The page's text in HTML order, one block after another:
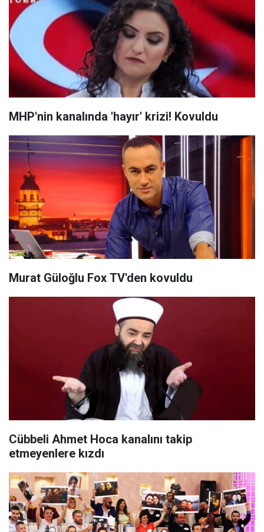
MHP'nin kanalında 'hayır' krizi! Kovuldu
Murat Güloğlu Fox TV'den kovuldu
Cübbeli Ahmet Hoca kanalını takip
etmeyenlere kızdı